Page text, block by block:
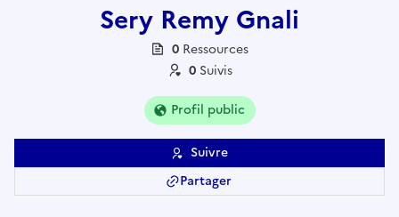
Sery Remy Gnali
0 Ressources
0 Suivis
Profil public
Suivre
Partager